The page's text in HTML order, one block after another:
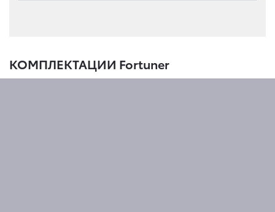
КОМПЛЕКТАЦИИ Fortuner